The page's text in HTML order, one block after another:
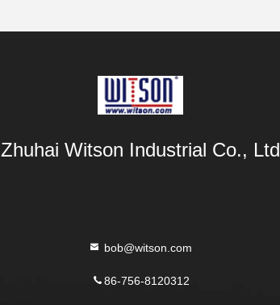
Zhuhai Witson Industrial Co., Ltd
bob@witson.com
86-756-8120312